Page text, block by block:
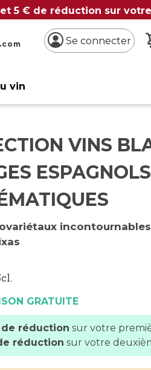
5 € de réduction sur
Se connecter
vin
VINS
ESPAGNOLS
incontournables
GRATUITE
de réduction sur votre
réduction sur votre